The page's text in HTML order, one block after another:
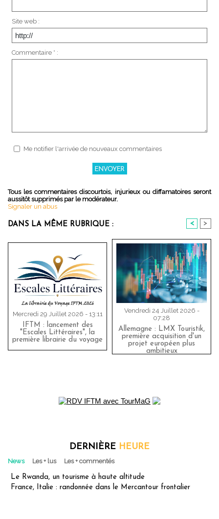
Site web :
Commentaire * :
Me notifier l'arrivée de nouveaux commentaires
Tous les commentaires discourtois, injurieux ou diffamatoires seront
aussitôt supprimés par le modérateur.
Signaler un abus
DANS LA MÊME RUBRIQUE : < >
Mercredi 29 Juillet 2026 - 13:11
IFTM : lancement des
"Escales Littéraires", la
première librairie du voyage
Vendredi 24 Juillet 2026 -
07:28
Allemagne : LMX Touristik,
première acquisition d'un
projet européen plus
ambitieux
DERNIÈRE HEURE
News Les + lus Les + commentés
Le Rwanda, un tourisme à haute altitude
France, Italie : randonnée dans le Mercantour frontalier